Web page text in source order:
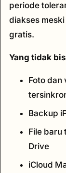
periode
diakses
gratis.
Yang tidak
Foto dan
Backup
File baru
Drive
iCloud